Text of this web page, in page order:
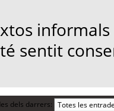
sentit
dels darrers: